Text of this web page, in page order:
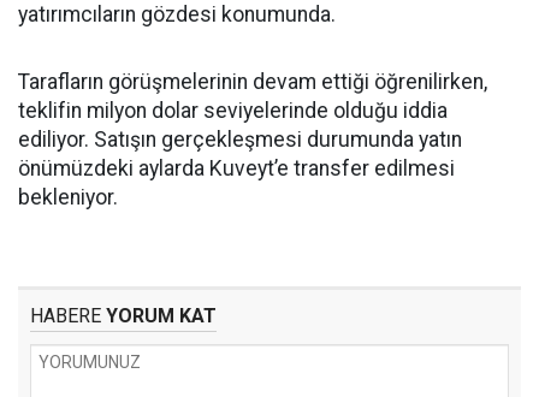
yatırımcıların gözdesi konumunda.
Tarafların görüşmelerinin devam ettiği öğrenilirken,
teklifin milyon dolar seviyelerinde olduğu iddia
ediliyor. Satışın gerçekleşmesi durumunda yatın
önümüzdeki aylarda Kuveyt’e transfer edilmesi
bekleniyor.
HABERE YORUM KAT